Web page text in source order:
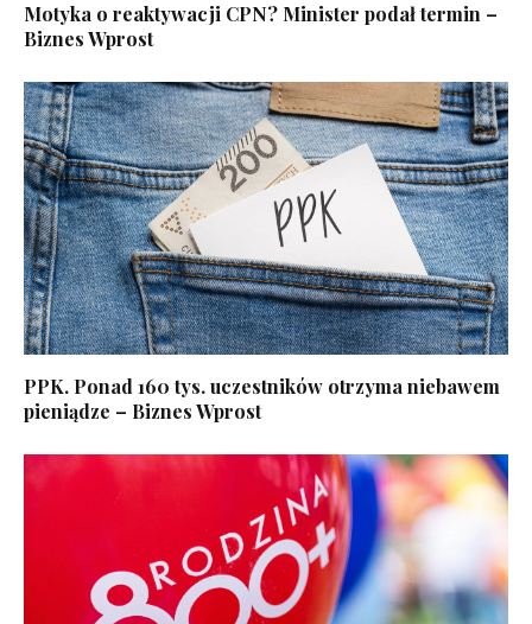
Motyka o reaktywacji CPN? Minister podał termin –
Biznes Wprost
PPK. Ponad 160 tys. uczestników otrzyma niebawem
pieniądze – Biznes Wprost